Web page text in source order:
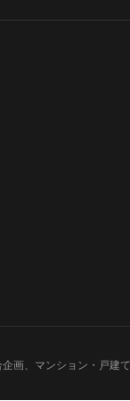
画、マンション・戸建